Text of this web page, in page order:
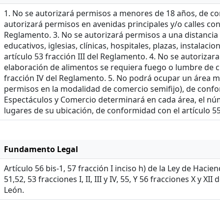
1. No se autorizará permisos a menores de 18 años, de
autorizará permisos en avenidas principales y/o calles
Reglamento. 3. No se autorizará permisos a una
educativos, iglesias, clínicas, hospitales, plazas,
artículo 53 fracción III del Reglamento. 4. No se
elaboración de alimentos se requiera fuego o lumbre
fracción IV del Reglamento. 5. No podrá ocupar un área
permisos en la modalidad de comercio semifijo), de
Espectáculos y Comercio determinará en cada área, el
lugares de su ubicación, de conformidad con el artículo
Fundamento Legal
Artículo 56 bis-1, 57 fracción I inciso h) de la Ley de
51,52, 53 fracciones I, II, III y IV, 55, Y 56 fracciones X y
León.